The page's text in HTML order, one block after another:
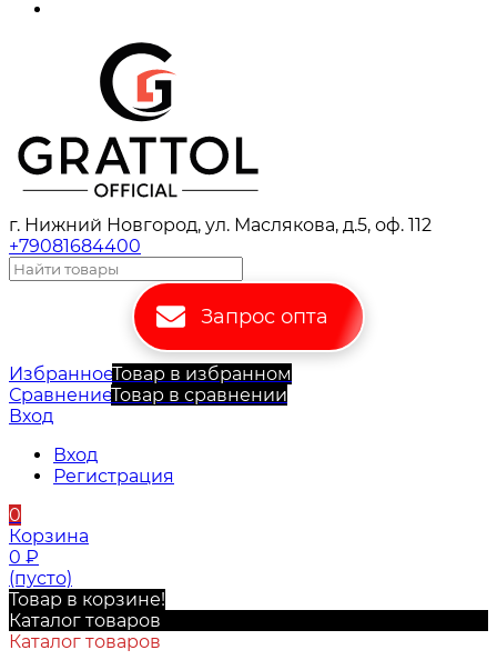
г. Нижний Новгород, ул. Маслякова, д.5, оф. 112
+79081684400
Запрос опта
ИзбранноеТовар в избранном
СравнениеТовар в сравнении
Вход
Вход
Регистрация
0
Корзина
0 ₽
(пусто)
Товар в корзине!
Каталог товаров
Каталог товаров